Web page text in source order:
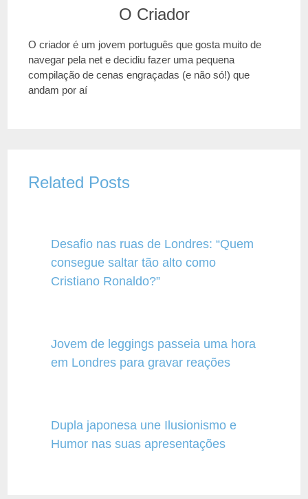
O Criador
O criador é um jovem português que gosta muito de
navegar pela net e decidiu fazer uma pequena
compilação de cenas engraçadas (e não só!) que
andam por aí
Related Posts
Desafio nas ruas de Londres: “Quem
consegue saltar tão alto como
Cristiano Ronaldo?”
Jovem de leggings passeia uma hora
em Londres para gravar reações
Dupla japonesa une Ilusionismo e
Humor nas suas apresentações